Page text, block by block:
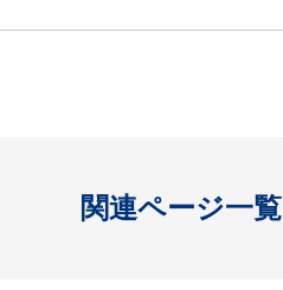
関連ページ一覧
開く